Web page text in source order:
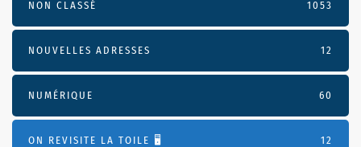
NON CLASSÉ 1053
NOUVELLES ADRESSES 12
NUMÉRIQUE 60
ON REVISITE LA TOILE 🖥️ 12